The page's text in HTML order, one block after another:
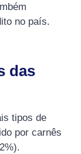
no país.
das
tipos de
por carnês